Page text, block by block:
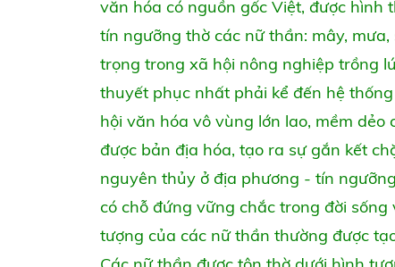
văn hóa có nguồn gốc Việt, được
tín ngưỡng thờ các nữ thần: mây,
trọng trong xã hội nông nghiệp trồng
thuyết phục nhất phải kể đến hệ
hội văn hóa vô vùng lớn lao, mềm
được bản địa hóa, tạo ra sự gắn kết
nguyên thủy ở địa phương - tín
có chỗ đứng vững chắc trong đời
tượng của các nữ thần thường được